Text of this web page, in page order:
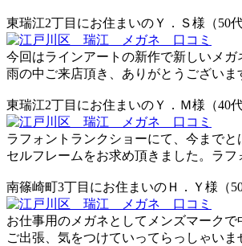
東瑞江2丁目にお住まいのＹ．Ｓ様（50
今回はラインアートの新作で新しいメガ
雨の中ご来店頂き、ありがとうございま
東瑞江2丁目にお住まいのＹ．Ｍ様（40
ラフォントランクショーにて、今まで
セルフレームをお求め頂きました。ラ
南篠崎町3丁目にお住まいのＨ．Ｙ様（
お仕事用のメガネとしてメンズマークで
ご出張、気をつけていってらっしゃいま